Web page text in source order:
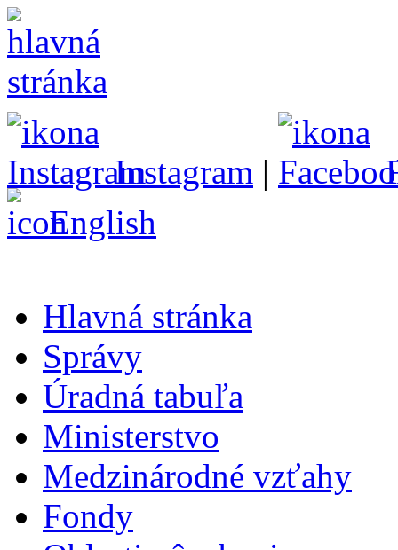
Instagram |
English
Hlavná stránka
Správy
Úradná tabuľa
Ministerstvo
Medzinárodné vzťahy
Fondy